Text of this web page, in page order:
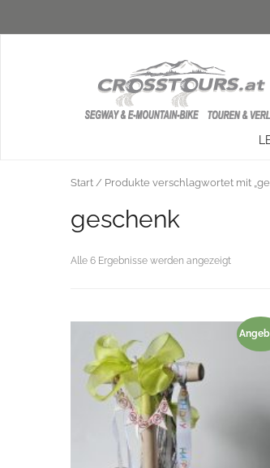
Start / Produkte verschlagwortet mit
geschenk
Alle 6 Ergebnisse werden angezeigt